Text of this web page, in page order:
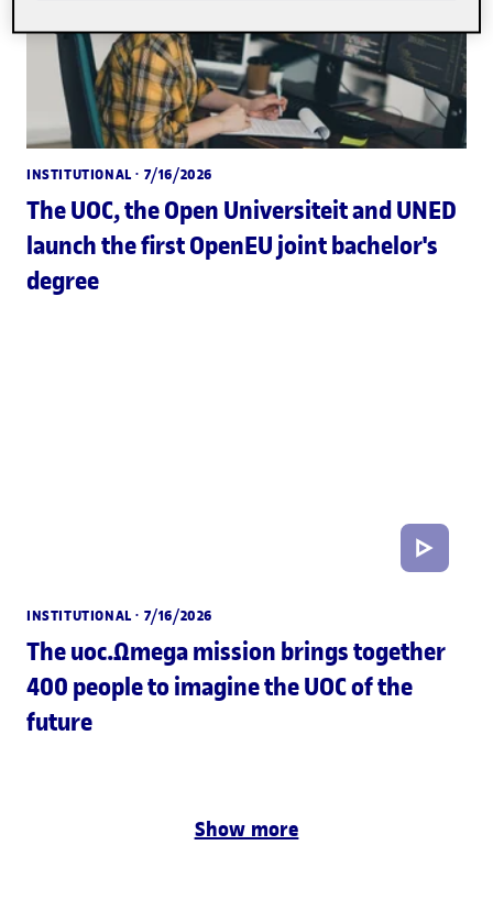
INSTITUTIONAL · 7/16/2026
The UOC, the Open Universiteit and UNED
launch the first OpenEU joint bachelor's
degree
INSTITUTIONAL · 7/16/2026
The uoc.Ωmega mission brings together
400 people to imagine the UOC of the
future
Show more